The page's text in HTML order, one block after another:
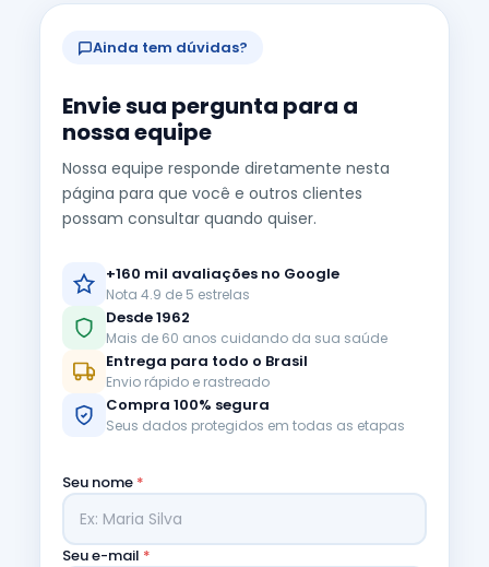
Ainda tem dúvidas?
Envie sua pergunta para a
nossa equipe
Nossa equipe responde diretamente nesta
página para que você e outros clientes
possam consultar quando quiser.
+160 mil avaliações no Google
Nota 4.9 de 5 estrelas
Desde 1962
Mais de 60 anos cuidando da sua saúde
Entrega para todo o Brasil
Envio rápido e rastreado
Compra 100% segura
Seus dados protegidos em todas as etapas
Seu nome *
Seu e-mail *